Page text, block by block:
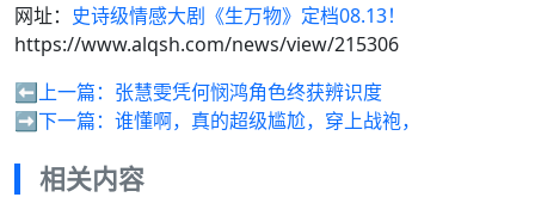
网址： 史诗级情感大剧《生万物》定档08.13！
https://www.alqsh.com/news/view/215306
⬅️上一篇： 张慧雯凭何悯鸿角色终获辨识度
➡️下一篇： 谁懂啊，真的超级尴尬，穿上战袍，
相关内容